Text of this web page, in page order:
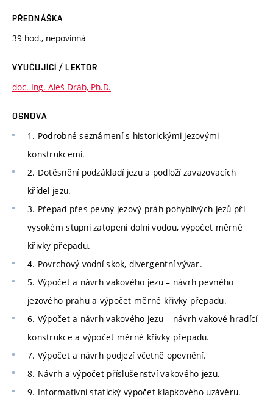
PŘEDNÁŠKA
39 hod., nepovinná
VYUČUJÍCÍ / LEKTOR
doc. Ing. Aleš Dráb, Ph.D.
OSNOVA
1. Podrobné seznámení s historickými jezovými
konstrukcemi.
2. Dotěsnění podzákladí jezu a podloží zavazovacích
křídel jezu.
3. Přepad přes pevný jezový práh pohyblivých jezů při
vysokém stupni zatopení dolní vodou, výpočet měrné
křivky přepadu.
4. Povrchový vodní skok, divergentní vývar.
5. Výpočet a návrh vakového jezu – návrh pevného
jezového prahu a výpočet měrné křivky přepadu.
6. Výpočet a návrh vakového jezu – návrh vakové hradící
konstrukce a výpočet měrné křivky přepadu.
7. Výpočet a návrh podjezí včetně opevnění.
8. Návrh a výpočet příslušenství vakového jezu.
9. Informativní statický výpočet klapkového uzávěru.